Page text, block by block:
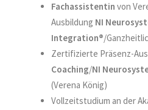
Fachassistentin von
Ausbildung NI
Integration®/
Zertifizierte Präsenz-
Coaching/NI
(Verena König)
Vollzeitstudium an der